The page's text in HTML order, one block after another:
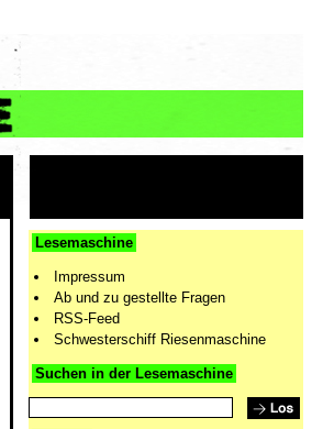
Lesemaschine
Impressum
Ab und zu gestellte Fragen
RSS-Feed
Schwesterschiff Riesenmaschine
Suchen in der Lesemaschine